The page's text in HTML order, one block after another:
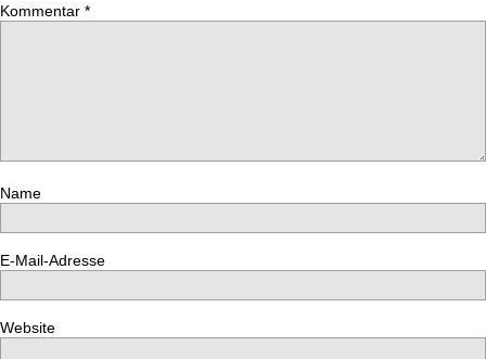
Kommentar *
Name
E-Mail-Adresse
Website